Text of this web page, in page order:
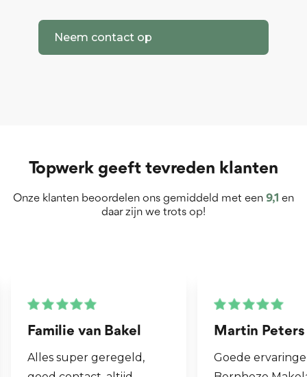
Neem contact op
Topwerk geeft tevreden klanten
Onze klanten beoordelen ons gemiddeld met een 9,1 en
daar zijn we trots op!
Martin Peters
Goede ervaringen met
Henk van
Fijne makelaar.